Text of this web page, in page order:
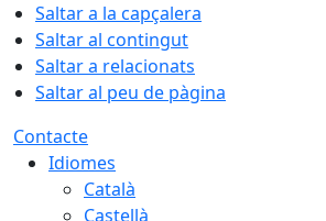
Saltar a la capçalera
Saltar al contingut
Saltar a relacionats
Saltar al peu de pàgina
Contacte
Idiomes
Català
Castellà